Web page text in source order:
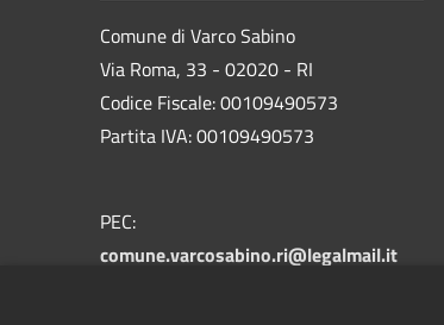
Comune di Varco Sabino
Via Roma, 33 - 02020 - RI
Codice Fiscale: 00109490573
Partita IVA: 00109490573
PEC:
comune.varcosabino.ri@legalmail.it